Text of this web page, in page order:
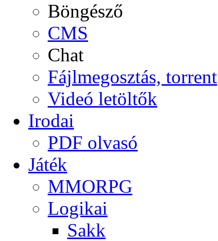
Böngésző
CMS
Chat
Fájlmegosztás, torrent
Videó letöltők
Irodai
PDF olvasó
Játék
MMORPG
Logikai
Sakk